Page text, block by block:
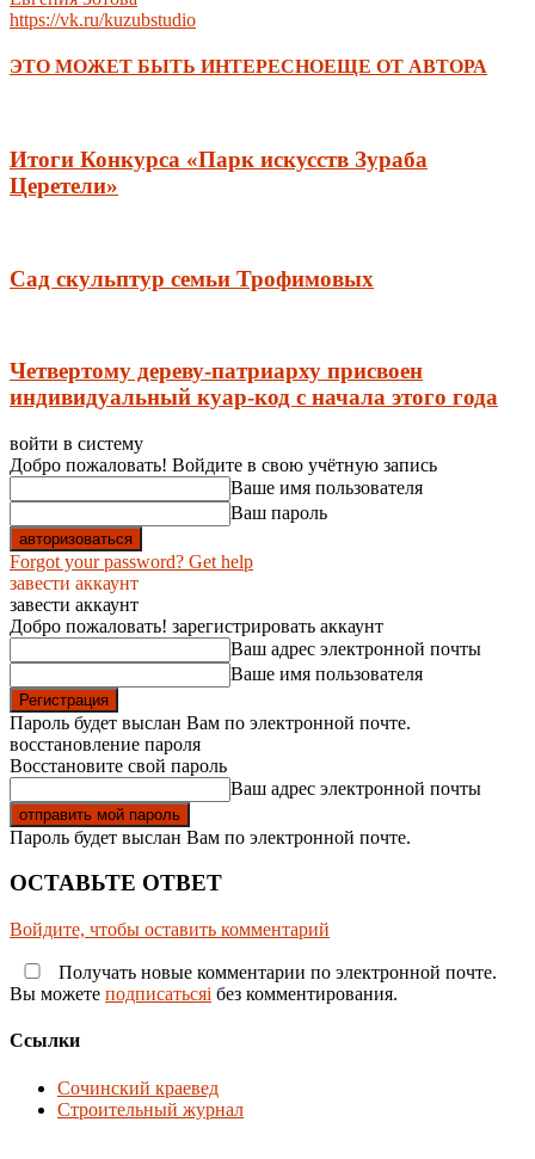
https://vk.ru/kuzubstudio
ЭТО МОЖЕТ БЫТЬ ИНТЕРЕСНОЕЩЕ ОТ АВТОРА
Итоги Конкурса «Парк искусств Зураба
Церетели»
Сад скульптур семьи Трофимовых
Четвертому дереву-патриарху присвоен
индивидуальный куар-код с начала этого года
войти в систему
Добро пожаловать! Войдите в свою учётную запись
Ваше имя пользователя
Ваш пароль
Forgot your password? Get help
завести аккаунт
завести аккаунт
Добро пожаловать! зарегистрировать аккаунт
Ваш адрес электронной почты
Ваше имя пользователя
Пароль будет выслан Вам по электронной почте.
восстановление пароля
Восстановите свой пароль
Ваш адрес электронной почты
Пароль будет выслан Вам по электронной почте.
ОСТАВЬТЕ ОТВЕТ
Войдите, чтобы оставить комментарий
Получать новые комментарии по электронной почте.
Вы можете подписатьсяi без комментирования.
Ссылки
Сочинский краевед
Строительный журнал